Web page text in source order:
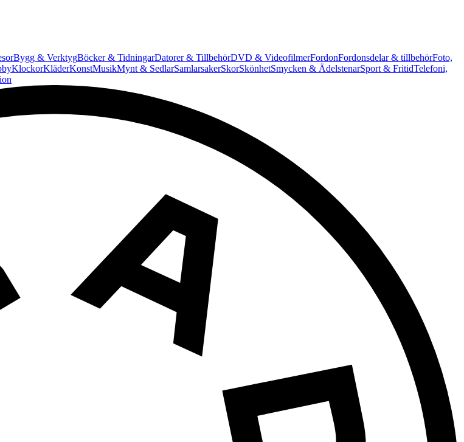
Bygg & VerktygBöcker & TidningarDatorer & TillbehörDVD & VideofilmerFordonFordonsdelar & tillbehörFoto,
KlockorKläderKonstMusikMynt & SedlarSamlarsakerSkorSkönhetSmycken & ÄdelstenarSport & FritidTelefoni,